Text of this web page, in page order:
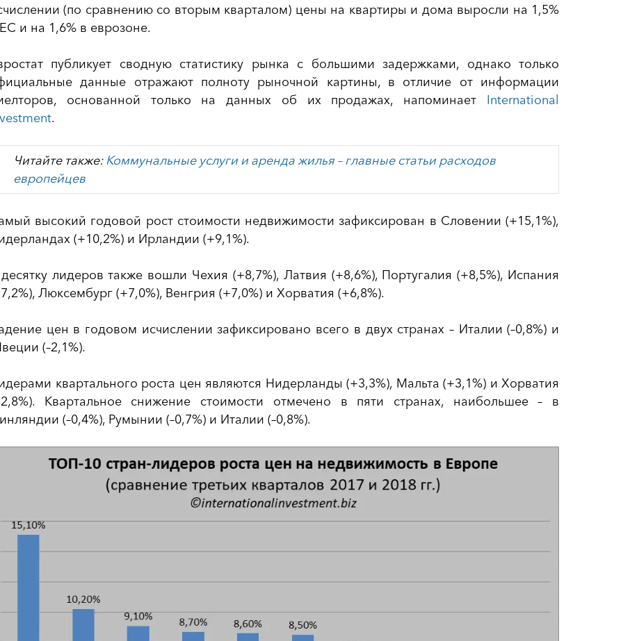
(по сравнению со вторым кварталом) цены на квартиры и дома выросли на 1,5%
и на 1,6% в еврозоне.
публикует сводную статистику рынка с большими задержками, однако только
данные отражают полноту рыночной картины, в отличие от информации
основанной только на данных об их продажах, напоминает International
.
Читайте также:Коммунальные услуги и аренда жилья – главные статьи расходов
европейцев
высокий годовой рост стоимости недвижимости зафиксирован в Словении (+15,1%),
(+10,2%) и Ирландии (+9,1%).
лидеров также вошли Чехия (+8,7%), Латвия (+8,6%), Португалия (+8,5%), Испания
Люксембург (+7,0%), Венгрия (+7,0%) и Хорватия (+6,8%).
цен в годовом исчислении зафиксировано всего в двух странах – Италии (–0,8%) и
(–2,1%).
квартального роста цен являются Нидерланды (+3,3%), Мальта (+3,1%) и Хорватия
Квартальное снижение стоимости отмечено в пяти странах, наибольшее – в
(–0,4%), Румынии (–0,7%) и Италии (–0,8%).